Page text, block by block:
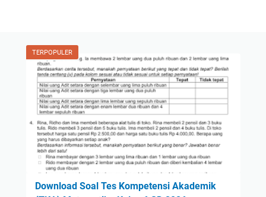
TERPOPULER
Download Soal Tes Kompetensi Akademik